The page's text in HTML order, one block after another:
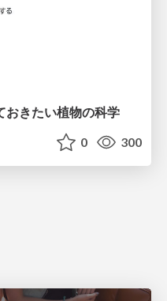
おきたい植物の科学
0 300